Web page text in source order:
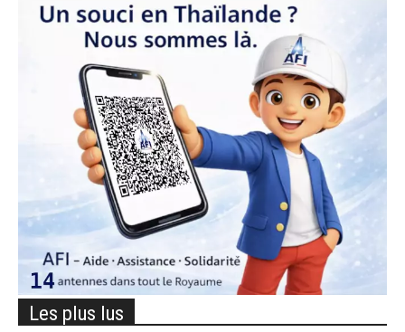
Les plus lus